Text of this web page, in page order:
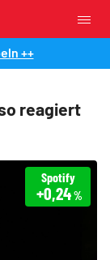
++
reagiert
Spotify
+0,24%